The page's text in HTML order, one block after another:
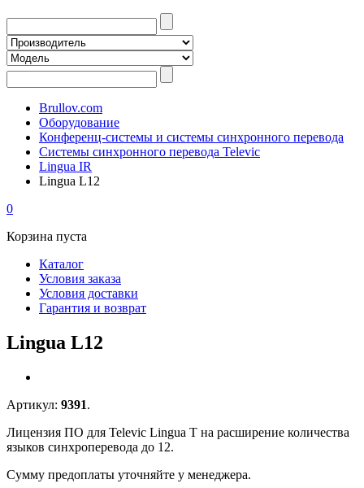
Brullov.com
Оборудование
Конференц-системы и системы синхронного перевода
Системы синхронного перевода Televic
Lingua IR
Lingua L12
0
Корзина пуста
Каталог
Условия заказа
Условия доставки
Гарантия и возврат
Lingua L12
Артикул: 9391.
Лицензия ПО для Televic Lingua T на расширение количества
языков синхроперевода до 12.
Сумму предоплаты уточняйте у менеджера.